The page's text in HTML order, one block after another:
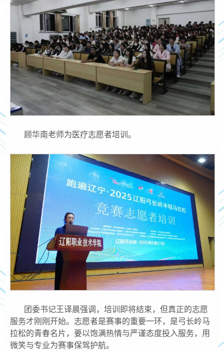
顾华南老师为医疗志愿者培训。
团委书记王译晨强调，培训即将结束，但真正的志愿
服务才刚刚开始。志愿者是赛事的重要一环，是弓长岭马
拉松的青春名片，要以饱满热情与严谨态度投入服务，用
微笑与专业为赛事保驾护航。